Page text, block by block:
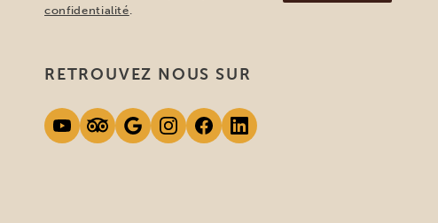
confidentialité
RETROUVEZ NOUS SUR